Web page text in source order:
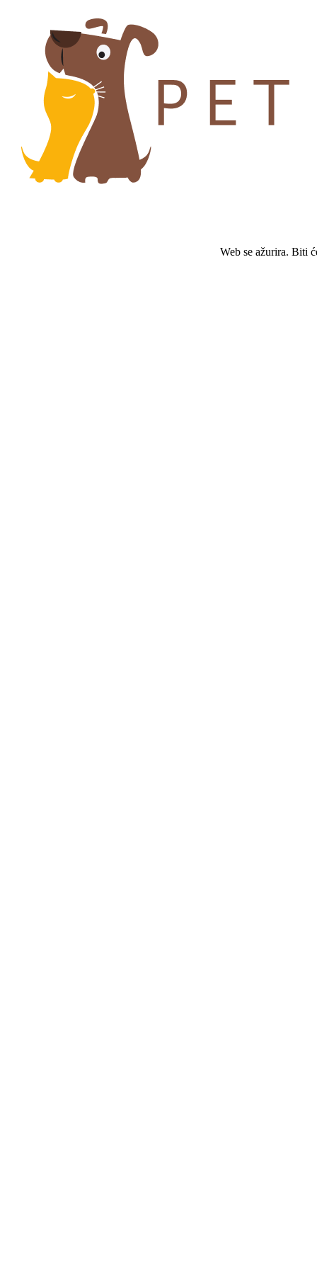
Web se ažurira. Biti